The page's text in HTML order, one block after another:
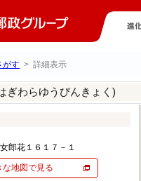
がす > 詳細表示
ぎわらゆうびんきょく)
郎花１６１７－１
な地図で見る